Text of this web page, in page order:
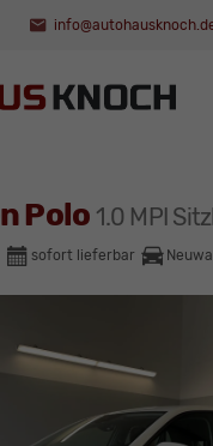
Polo 1.0 MPI
sofort lieferbar